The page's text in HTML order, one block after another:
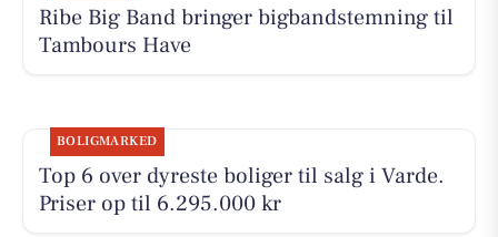
Ribe Big Band bringer bigbandstemning til
Tambours Have
BOLIGMARKED
Top 6 over dyreste boliger til salg i Varde.
Priser op til 6.295.000 kr